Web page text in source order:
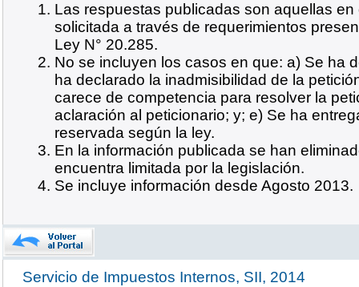
Las respuestas publicadas son aquellas
solicitada a través de requerimientos
Ley N° 20.285.
No se incluyen los casos en que: a) Se ha
ha declarado la inadmisibilidad de la
carece de competencia para resolver la
aclaración al peticionario; y; e) Se ha
reservada según la ley.
En la información publicada se han
encuentra limitada por la legislación.
Se incluye información desde Agosto 2013.
Servicio de Impuestos Internos, SII, 2014